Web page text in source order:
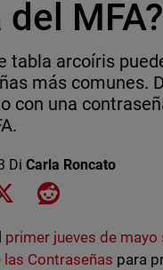
MFA?
tabla arcoíris
más comunes.
con una
Di Carla Roncato
on Facebook
Share on XShare on Reddit
primer jueves de mayo
las Contraseñas para